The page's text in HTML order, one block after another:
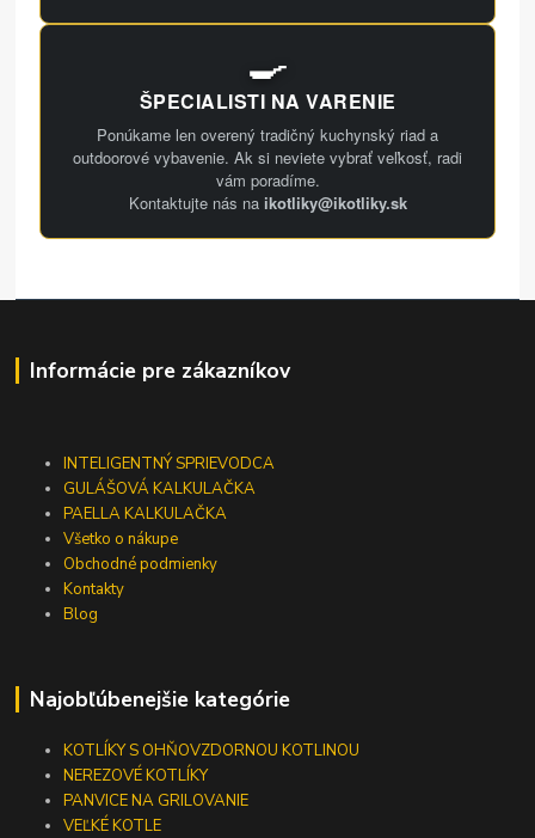
🍳
ŠPECIALISTI NA VARENIE
Ponúkame len overený tradičný kuchynský riad a
outdoorové vybavenie. Ak si neviete vybrať veľkosť, radi
vám poradíme.
Kontaktujte nás na ikotliky@ikotliky.sk
Informácie pre zákazníkov
INTELIGENTNÝ SPRIEVODCA
GULÁŠOVÁ KALKULAČKA
PAELLA KALKULAČKA
Všetko o nákupe
Obchodné podmienky
Kontakty
Blog
Najobľúbenejšie kategórie
KOTLÍKY S OHŇOVZDORNOU KOTLINOU
NEREZOVÉ KOTLÍKY
PANVICE NA GRILOVANIE
VEĽKÉ KOTLE